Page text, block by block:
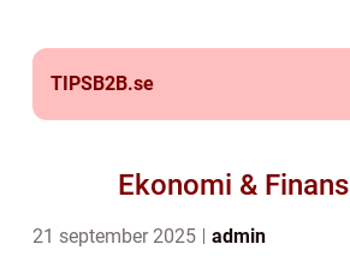
TIPSB2B.se
Ekonomi &
21 september 2025 admin